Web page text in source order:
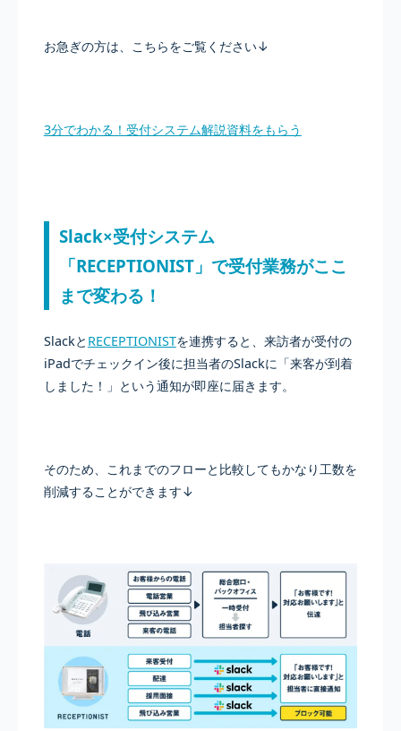
お急ぎの方は、こちらをご覧ください↓
3分でわかる！受付システム解説資料をもらう
Slack×受付システム
「RECEPTIONIST」で受付業務がここ
まで変わる！
Slackと RECEPTIONISTを連携すると、来訪者が受付の
iPadでチェックイン後に担当者のSlackに「来客が到着
しました！」という通知が即座に届きます。
そのため、これまでのフローと比較してもかなり工数を
削減することができます↓